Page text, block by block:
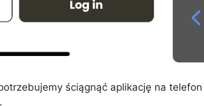
ściągnąć aplikację na